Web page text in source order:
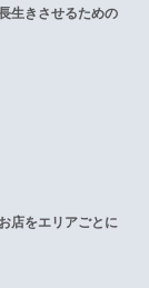
生きさせるための
店をエリアごとに